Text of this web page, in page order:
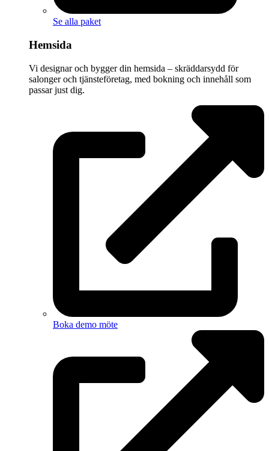
Se alla paket
Hemsida
Vi designar och bygger din hemsida – skräddarsydd för
salonger och tjänsteföretag, med bokning och innehåll som
passar just dig.
Boka demo möte